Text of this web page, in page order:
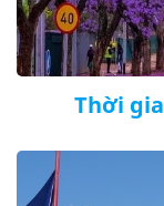
Thời